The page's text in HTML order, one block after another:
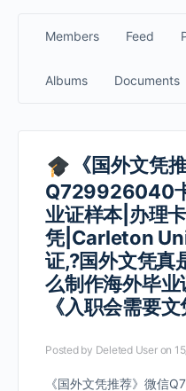
Members Feed
Albums Documents
《国外文凭
Q729926040
业证样本|办理
凭|Carleton
证,?国外文凭真
么制作海外毕
《入职会需要文
Posted by Deleted User on
《国外文凭推荐》微信